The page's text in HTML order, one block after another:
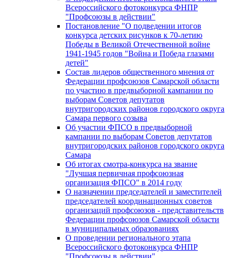
Всероссийского фотоконкурса ФНПР
"Профсоюзы в действии"
Постановление "О подведении итогов
конкурса детских рисунков к 70-летию
Победы в Великой Отечественной войне
1941-1945 годов "Война и Победа глазами
детей"
Состав лидеров общественного мнения от
Федерации профсоюзов Самарской области
по участию в предвыборной кампании по
выборам Советов депутатов
внутригородских районов городского округа
Самара первого созыва
Об участии ФПСО в предвыборной
кампании по выборам Советов депутатов
внутригородских районов городского округа
Самара
Об итогах смотра-конкурса на звание
"Лучшая первичная профсоюзная
организация ФПСО" в 2014 году
О назначении председателей и заместителей
председателей координационных советов
организаций профсоюзов - представительств
Федерации профсоюзов Самарской области
в муниципальных образованиях
О проведении регионального этапа
Всероссийского фотоконкурса ФНПР
"Профсоюзы в действии"